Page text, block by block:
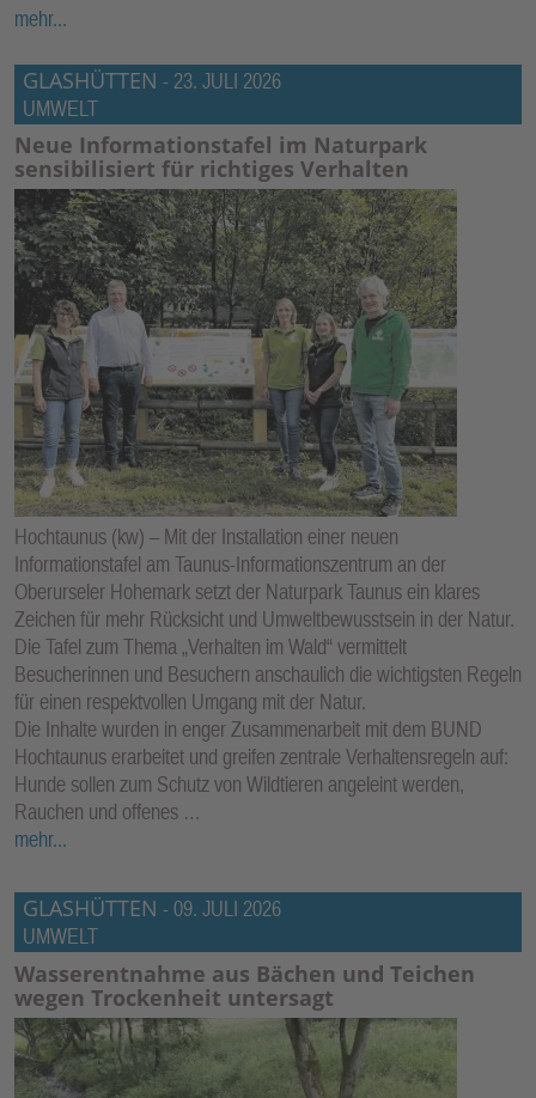
mehr...
GLASHÜTTEN - 23. JULI 2026
UMWELT
Neue Informationstafel im Naturpark
sensibilisiert für richtiges Verhalten
Hochtaunus (kw) – Mit der Installation einer neuen
Informationstafel am Taunus-Informationszentrum an der
Oberurseler Hohemark setzt der Naturpark Taunus ein klares
Zeichen für mehr Rücksicht und Umweltbewusstsein in der Natur.
Die Tafel zum Thema „Verhalten im Wald“ vermittelt
Besucherinnen und Besuchern anschaulich die wichtigsten Regeln
für einen respektvollen Umgang mit der Natur.
Die Inhalte wurden in enger Zusammenarbeit mit dem BUND
Hochtaunus erarbeitet und greifen zentrale Verhaltensregeln auf:
Hunde sollen zum Schutz von Wildtieren angeleint werden,
Rauchen und offenes …
mehr...
GLASHÜTTEN - 09. JULI 2026
UMWELT
Wasserentnahme aus Bächen und Teichen
wegen Trockenheit untersagt